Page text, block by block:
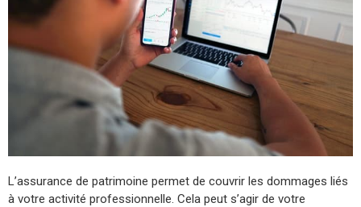
L’assurance de patrimoine permet de couvrir les dommages liés
à votre activité professionnelle. Cela peut s’agir de votre